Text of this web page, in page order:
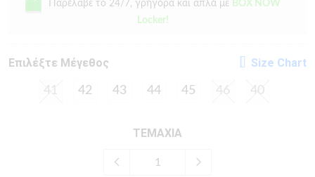
Παρέλαβε το 24/7, γρήγορα και απλά με BOX NOW
Locker!
Eπιλέξτε Μέγεθος Size Chart
41 42 43 44 45 46 40
ΤΕΜΑΧΙΑ